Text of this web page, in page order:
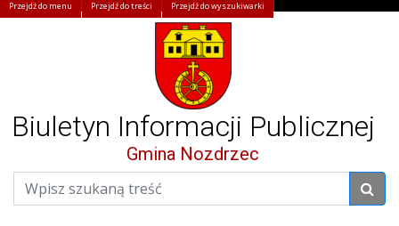
Przejdź do menu Przejdź do treści Przejdź do wyszukiwarki
Biuletyn Informacji Publicznej
Gmina Nozdrzec